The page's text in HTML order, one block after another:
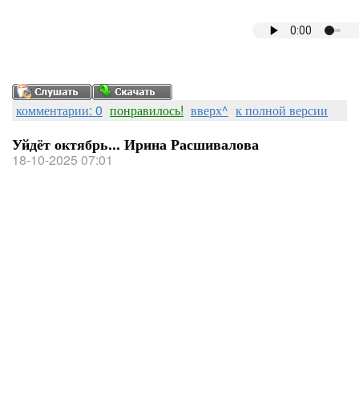
комментарии: 0 понравилось! вверх^ к полной версии
Уйдёт октябрь... Ирина Расшивалова
18-10-2025 07:01